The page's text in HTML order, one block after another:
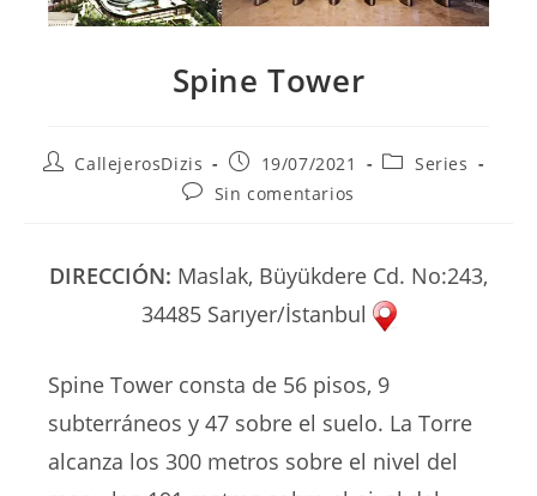
Spine Tower
AutorCallejerosDizis
Publicación
la
19/07/2021
Categoría
Series
Comentarios
Sin comentarios
DIRECCIÓN: Maslak, Büyükdere Cd. No:243,
34485 Sarıyer/İstanbul
Spine Tower consta de 56 pisos, 9
subterráneos y 47 sobre el suelo. La Torre
alcanza los 300 metros sobre el nivel del